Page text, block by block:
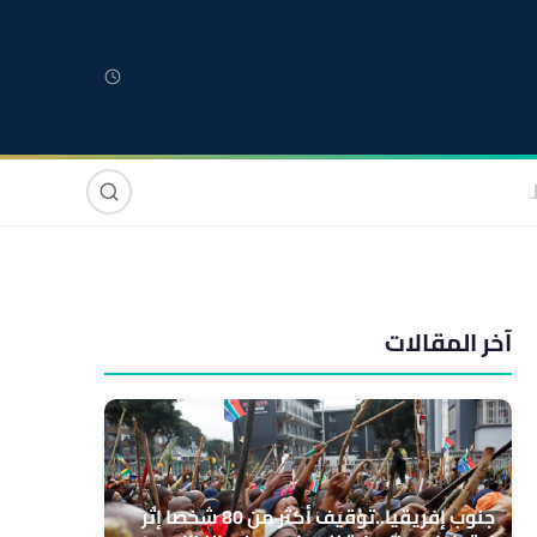
صوت وصورة
آخر المقالات
جنوب إفريقيا..توقيف أكثر من 80 شخصا إثر